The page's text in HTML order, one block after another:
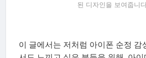
된 디자인을 보여줍니
이 글에서는 저처럼 아이폰 순정 감